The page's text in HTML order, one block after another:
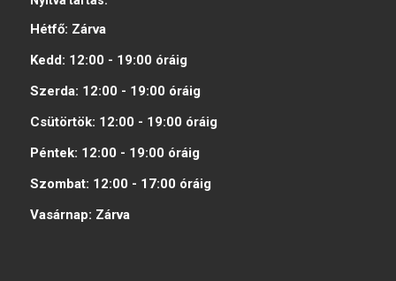
Hétfő: Zárva
Kedd: 12:00 - 19:00 óráig
Szerda: 12:00 - 19:00 óráig
Csütörtök: 12:00 - 19:00 óráig
Péntek: 12:00 - 19:00 óráig
Szombat: 12:00 - 17:00 óráig
Vasárnap: Zárva